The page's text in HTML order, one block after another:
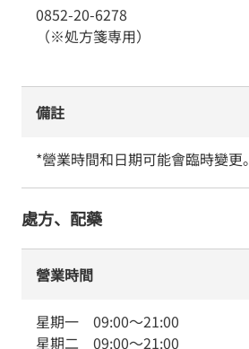
0852-20-6278
（※処方箋専用）
備註
*營業時間和日期可能會臨時變更。
處方、配藥
營業時間
星期一 09:00～21:00
星期二 09:00～21:00